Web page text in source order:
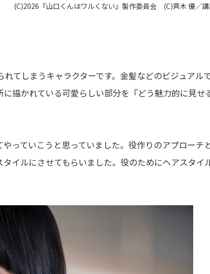
(C)2026『山口くんはワルくない』製作委員会 (C)斉木 優／
てしまうキャラクターです。金髪などのビジュアル
描かれている可愛らしい部分を『どう魅力的に見せ
やっていこうと思っていました。役作りのアプローチ
イルにさせてもらいました。役のためにヘアスタイ